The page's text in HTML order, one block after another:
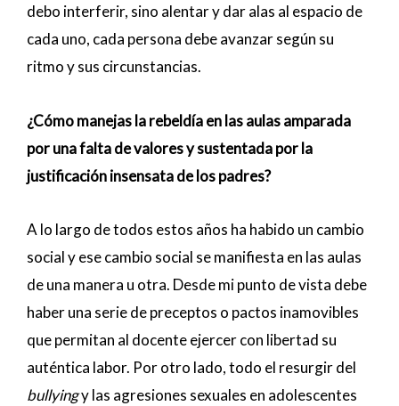
debo interferir, sino alentar y dar alas al espacio de
cada uno, cada persona debe avanzar según su
ritmo y sus circunstancias.
¿Cómo manejas la rebeldía en las aulas amparada
por una falta de valores y sustentada por la
justificación insensata de los padres?
A lo largo de todos estos años ha habido un cambio
social y ese cambio social se manifiesta en las aulas
de una manera u otra. Desde mi punto de vista debe
haber una serie de preceptos o pactos inamovibles
que permitan al docente ejercer con libertad su
auténtica labor. Por otro lado, todo el resurgir del
bullyingy las agresiones sexuales en adolescentes